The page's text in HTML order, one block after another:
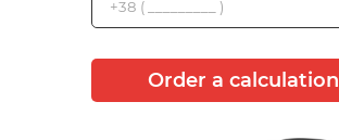
Order a calculation